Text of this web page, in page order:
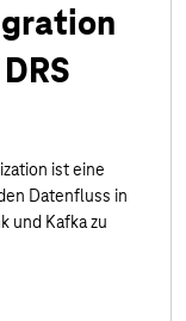
ist eine
Datenfluss in
und Kafka zu